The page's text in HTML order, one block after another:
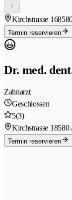
Kirchstrasse 16
Termin reservieren
Dr. med.
Zahnarzt
Geschlossen
5(3)
Kirchstrasse 18580
Termin reservieren